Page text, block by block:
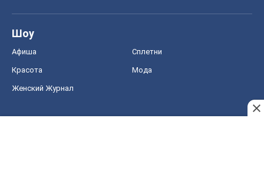
Шоу
Афиша Сплетни
Красота Мода
Женский Журнал